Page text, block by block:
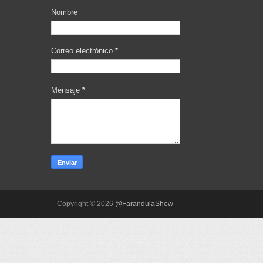
Nombre
Correo electrónico *
Mensaje *
Copyright © 2026 @FarandulaShow